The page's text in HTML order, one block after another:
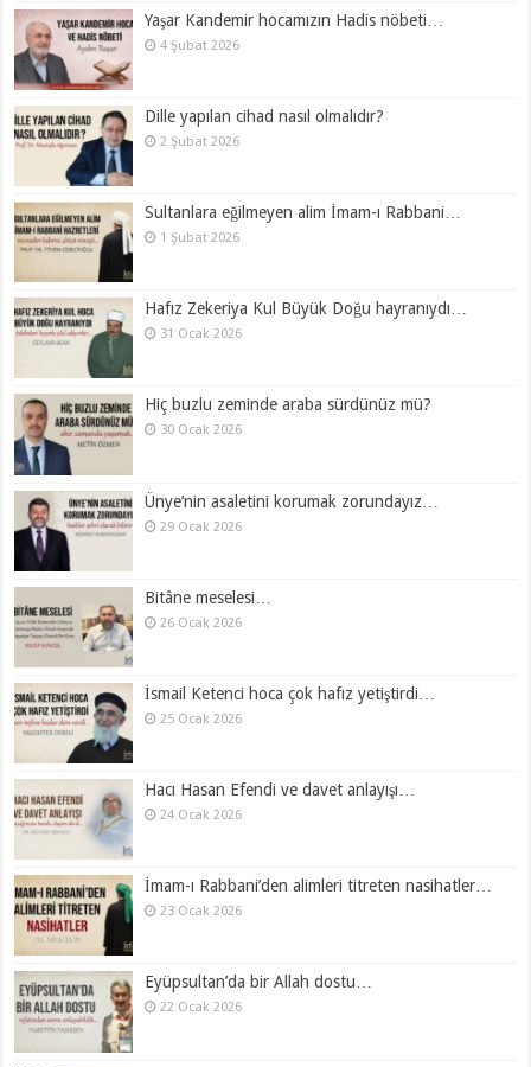
Yaşar Kandemir hocamızın Hadis nöbeti…
4 Şubat 2026
Dille yapılan cihad nasıl olmalıdır?
2 Şubat 2026
Sultanlara eğilmeyen alim İmam-ı Rabbani…
1 Şubat 2026
Hafız Zekeriya Kul Büyük Doğu hayranıydı…
31 Ocak 2026
Hiç buzlu zeminde araba sürdünüz mü?
30 Ocak 2026
Ünye’nin asaletini korumak zorundayız…
29 Ocak 2026
Bitâne meselesi…
26 Ocak 2026
İsmail Ketenci hoca çok hafız yetiştirdi…
25 Ocak 2026
Hacı Hasan Efendi ve davet anlayışı…
24 Ocak 2026
İmam-ı Rabbani’den alimleri titreten nasihatler…
23 Ocak 2026
Eyüpsultan’da bir Allah dostu…
22 Ocak 2026